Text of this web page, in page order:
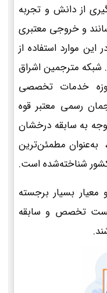
از دانش و تجربه
و خروجی معتبری
موارد استفاده از
مترجمین اشراق
خدمات تخصصی
رسمی معتبر قوه
به سابقه درخشان
به‌عنوان مطمئن‌ترین
شناخته‌شده است.
بسیار برجسته
تخصص و سابقه